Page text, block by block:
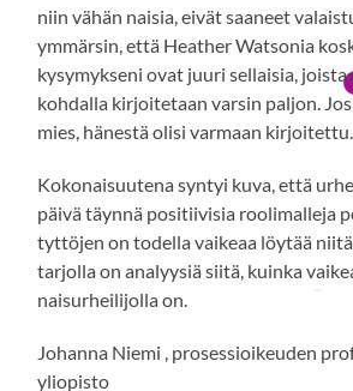
niin vähän naisia, eivät saaneet
ymmärsin, että Heather Watsonia
kysymykseni ovat juuri sellaisia,
kohdalla kirjoitetaan varsin paljon.
mies, hänestä olisi varmaan kirjoitettu.
Kokonaisuutena syntyi kuva, että
päivä täynnä positiivisia roolimalleja
tyttöjen on todella vaikeaa löytää
tarjolla on analyysiä siitä, kuinka
naisurheilijolla on.
Johanna Niemi , prosessioikeuden
yliopisto